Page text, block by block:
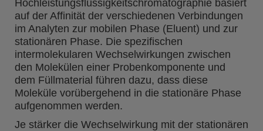
Hochleistungsflüssigkeitschromatographie basiert
auf der Affinität der verschiedenen Verbindungen
im Analyten zur mobilen Phase (Eluent) und zur
stationären Phase. Die spezifischen
intermolekularen Wechselwirkungen zwischen
den Molekülen einer Probenkomponente und
dem Füllmaterial führen dazu, dass diese
Moleküle vorübergehend in die stationäre Phase
aufgenommen werden.
Je stärker die Wechselwirkung mit der stationären